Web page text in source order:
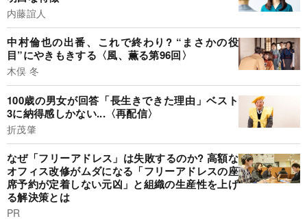
内藤誼人
中村倫也の出番、これで終わり? “まさかの役
目”にやきもきする〈風、薫る第96回〉
木俣 冬
100歳の男女が回答「長生きできた理由」ベスト
3に納得感しかない...〈再配信〉
折茂肇
なぜ「フリーアドレス」は失敗するのか? 高額な
オフィス改修がムダになる「フリーアドレスの座
席予約が定着しない元凶」と組織の生産性を上げ
る解決策とは
PR